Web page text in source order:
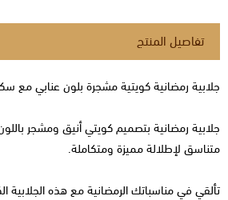
تفاصيل المنتج
جلابية رمضانية كويتية مشجرة بلون عنابي مع
جلابية رمضانية بتصميم كويتي أنيق ومشجر
متناسق لإطلالة مميزة ومتكاملة.
تألقي في مناسباتك الرمضانية مع هذه الجلابية